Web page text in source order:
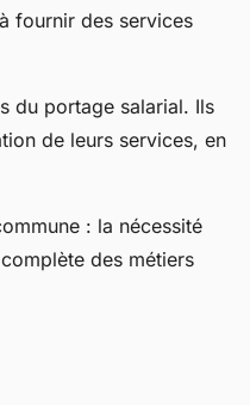
fournir des services
du portage salarial. Ils
de leurs services, en
: la nécessité
des métiers